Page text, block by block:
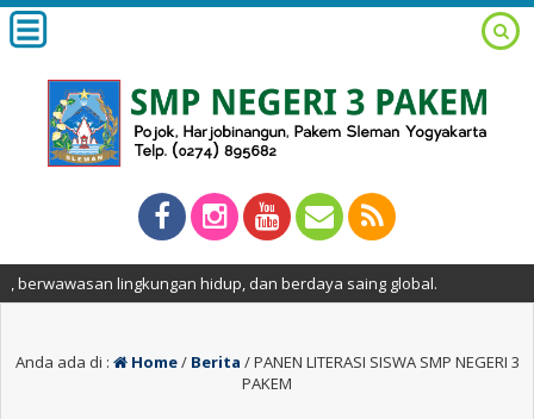
lingkungan hidup, dan berdaya saing global.
Anda ada di : Home/ Berita /PANEN LITERASI SISWA SMP NEGERI 3
PAKEM